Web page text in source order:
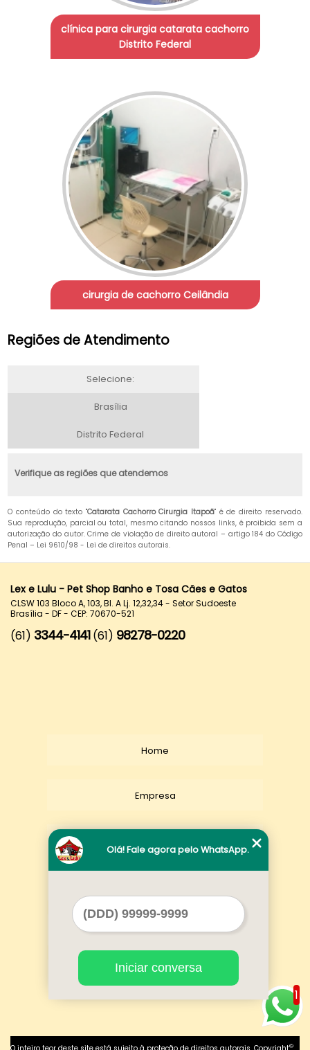
clínica para cirurgia catarata cachorro
Distrito Federal
cirurgia de cachorro Ceilândia
Regiões de Atendimento
Selecione:
Brasília
Distrito Federal
Verifique as regiões que atendemos
O conteúdo do texto "Catarata Cachorro Cirurgia Itapoã" é de direito reservado.
Sua reprodução, parcial ou total, mesmo citando nossos links, é proibida sem a
autorização do autor. Crime de violação de direito autoral – artigo 184 do Código
Penal – Lei 9610/98 - Lei de direitos autorais.
Lex e Lulu - Pet Shop Banho e Tosa Cães e Gatos
CLSW 103 Bloco A, 103, Bl. A Lj. 12,32,34 - Setor Sudoeste
Brasília - DF - CEP: 70670-521
(61) 3344-4141 (61) 98278-0220
Home
Empresa
Contato
Mapa do site
©
1
Olá! Fale agora pelo WhatsApp.
Iniciar conversa